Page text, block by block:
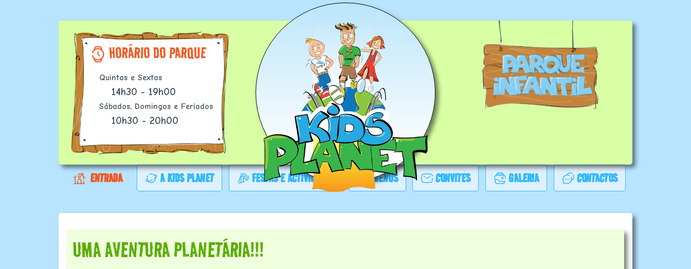
HORÁRIO DO PARQUE
Quintas e Sextas
14h30 - 19h00
Sábados, Domingos e Feriados
10h30 - 20h00
ENTRADA A KIDS PLANET FESTAS E ACTIVIDADES MENUS CONVITES GALERIA CONTACTOS
UMA AVENTURA PLANETÁRIA!!!